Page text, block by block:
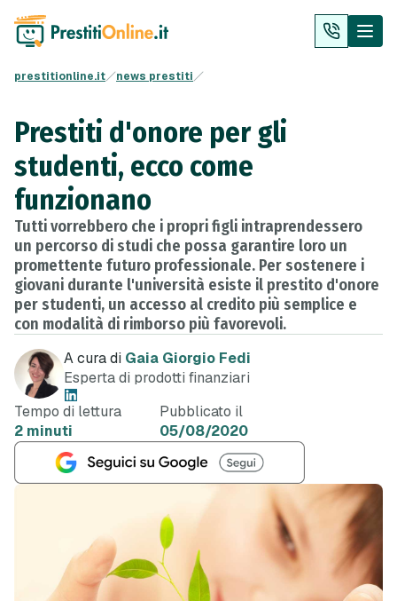
prestitionline.it news prestiti
Prestiti d'onore per gli
studenti, ecco come
funzionano
Tutti vorrebbero che i propri figli intraprendessero
un percorso di studi che possa garantire loro un
promettente futuro professionale. Per sostenere i
giovani durante l'università esiste il prestito d'onore
per studenti, un accesso al credito più semplice e
con modalità di rimborso più favorevoli.
A cura di Gaia Giorgio Fedi
Esperta di prodotti finanziari
Tempo di lettura
2 minuti
Pubblicato il
05/08/2020